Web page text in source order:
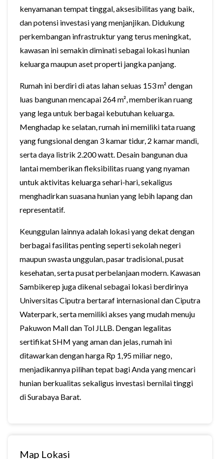
kenyamanan tempat tinggal, aksesibilitas yang baik,
dan potensi investasi yang menjanjikan. Didukung
perkembangan infrastruktur yang terus meningkat,
kawasan ini semakin diminati sebagai lokasi hunian
keluarga maupun aset properti jangka panjang.
Rumah ini berdiri di atas lahan seluas 153 m² dengan
luas bangunan mencapai 264 m², memberikan ruang
yang lega untuk berbagai kebutuhan keluarga.
Menghadap ke selatan, rumah ini memiliki tata ruang
yang fungsional dengan 3 kamar tidur, 2 kamar mandi,
serta daya listrik 2.200 watt. Desain bangunan dua
lantai memberikan fleksibilitas ruang yang nyaman
untuk aktivitas keluarga sehari-hari, sekaligus
menghadirkan suasana hunian yang lebih lapang dan
representatif.
Keunggulan lainnya adalah lokasi yang dekat dengan
berbagai fasilitas penting seperti sekolah negeri
maupun swasta unggulan, pasar tradisional, pusat
kesehatan, serta pusat perbelanjaan modern. Kawasan
Sambikerep juga dikenal sebagai lokasi berdirinya
Universitas Ciputra bertaraf internasional dan Ciputra
Waterpark, serta memiliki akses yang mudah menuju
Pakuwon Mall dan Tol JLLB. Dengan legalitas
sertifikat SHM yang aman dan jelas, rumah ini
ditawarkan dengan harga Rp 1,95 miliar nego,
menjadikannya pilihan tepat bagi Anda yang mencari
hunian berkualitas sekaligus investasi bernilai tinggi
di Surabaya Barat.
Map Lokasi